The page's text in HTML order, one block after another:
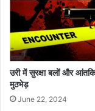
उरी में सुरक्षा बलों और
मुठभेड़
June 22, 2024